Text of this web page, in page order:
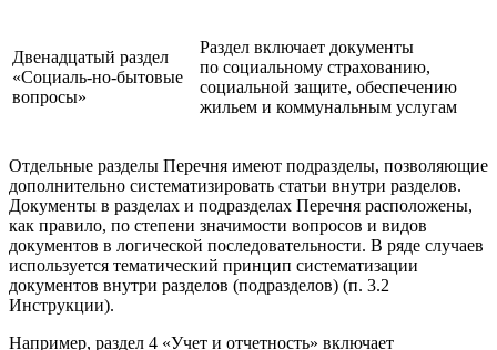
Двенадцатый раздел
«Социаль-но-бытовые
вопросы»
Раздел включает документы
по социальному страхованию,
социальной защите, обеспечению
жильем и коммунальным услугам
Отдельные разделы Перечня имеют подразделы, позволяющие
дополнительно систематизировать статьи внутри разделов.
Документы в разделах и подразделах Перечня расположены,
как правило, по степени значимости вопросов и видов
документов в логической последовательности. В ряде случаев
используется тематический принцип систематизации
документов внутри разделов (подразделов) (п. 3.2
Инструкции).
Например, раздел 4 «Учет и отчетность» включает